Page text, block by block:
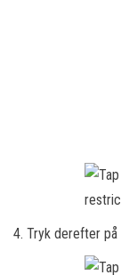
4. Tryk derefter på